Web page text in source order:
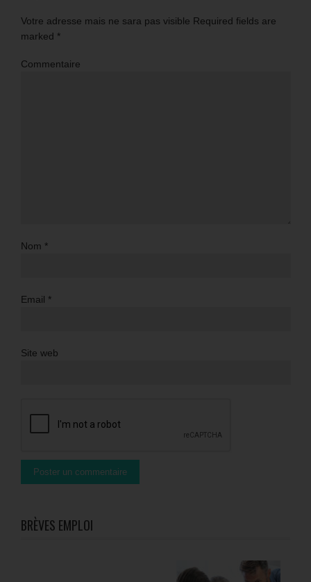
Votre adresse mais ne sara pas visible Required fields are
marked *
Commentaire
Nom *
Email *
Site web
BRÈVES EMPLOI